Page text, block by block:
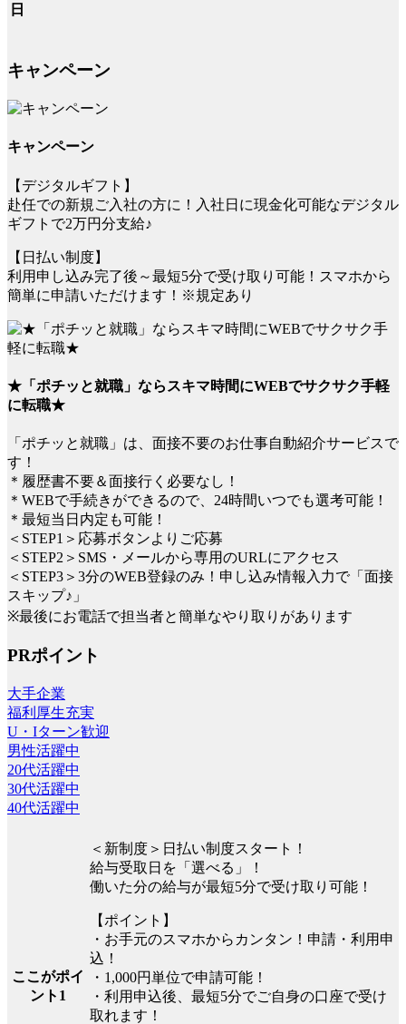
日
キャンペーン
キャンペーン
【デジタルギフト】
赴任での新規ご入社の方に！入社日に現金化可能なデジタル
ギフトで2万円分支給♪
【日払い制度】
利用申し込み完了後～最短5分で受け取り可能！スマホから
簡単に申請いただけます！※規定あり
★「ポチッと就職」ならスキマ時間にWEBでサクサク手軽
に転職★
「ポチッと就職」は、面接不要のお仕事自動紹介サービスで
す！
＊履歴書不要＆面接行く必要なし！
＊WEBで手続きができるので、24時間いつでも選考可能！
＊最短当日内定も可能！
＜STEP1＞応募ボタンよりご応募
＜STEP2＞SMS・メールから専用のURLにアクセス
＜STEP3＞3分のWEB登録のみ！申し込み情報入力で「面接
スキップ♪」
※最後にお電話で担当者と簡単なやり取りがあります
PRポイント
大手企業
福利厚生充実
U・Iターン歓迎
男性活躍中
20代活躍中
30代活躍中
40代活躍中
ここがポイ
ント1
＜新制度＞日払い制度スタート！
給与受取日を「選べる」！
働いた分の給与が最短5分で受け取り可能！
【ポイント】
・お手元のスマホからカンタン！申請・利用申
込！
・1,000円単位で申請可能！
・利用申込後、最短5分でご自身の口座で受け
取れます！